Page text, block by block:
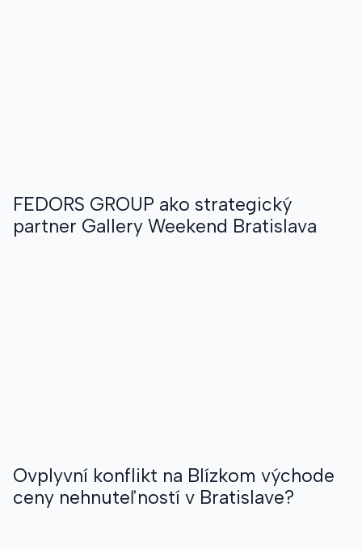
FEDORS GROUP ako strategický
partner Gallery Weekend Bratislava
Ovplyvní konflikt na Blízkom východe
ceny nehnuteľností v Bratislave?